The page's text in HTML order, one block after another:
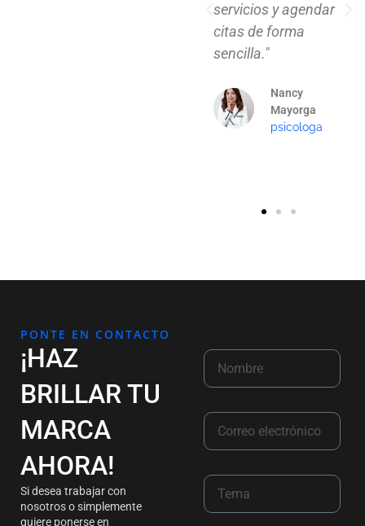
servicios y agendar
citas de forma
sencilla."
Nancy
Mayorga
psicologa
PONTE EN CONTACTO
¡HAZ
BRILLAR TU
MARCA
AHORA!
Si desea trabajar con
nosotros o simplemente
quiere ponerse en